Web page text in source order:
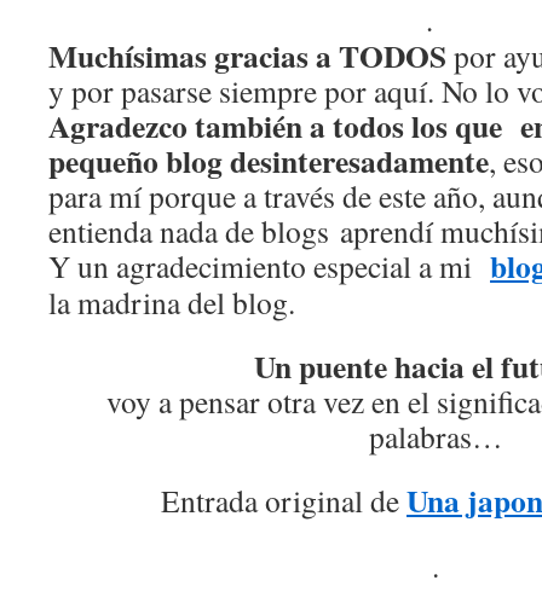
.
Muchísimas gracias a TODOS por
y por pasarse siempre por aquí. No lo
Agradezco también a todos los que
pequeño blog desinteresadamente,
para mí porque a través de este año,
entienda nada de blogs aprendí
Y un agradecimiento especial a mi
la madrina del blog.
Un puente hacia el
voy a pensar otra vez en el
palabras…
Entrada original deUna
.